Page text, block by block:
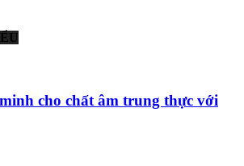
cho chất âm trung thực với